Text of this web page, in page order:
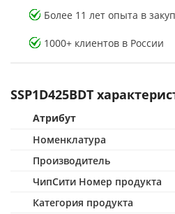
Лаборатория тестирования
электронных компонентов
15+ лет опыта в контроле качества
Защита от подделок по стандартам CMA
Более 11 лет опыта в
1000+ клиентов в России
SSP1D425BDT
Атрибут
Номенклатура
Производитель
ЧипСити Номер продукта
Категория продукта